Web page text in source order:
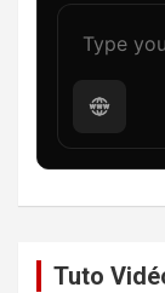
Tuto